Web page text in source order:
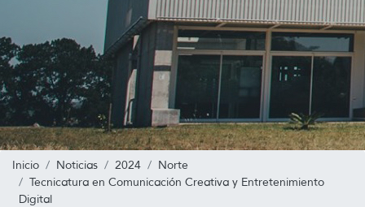
Inicio Noticias 2024
Norte
Tecnicatura en Comunicación Creativa y Entretenimiento
Digital